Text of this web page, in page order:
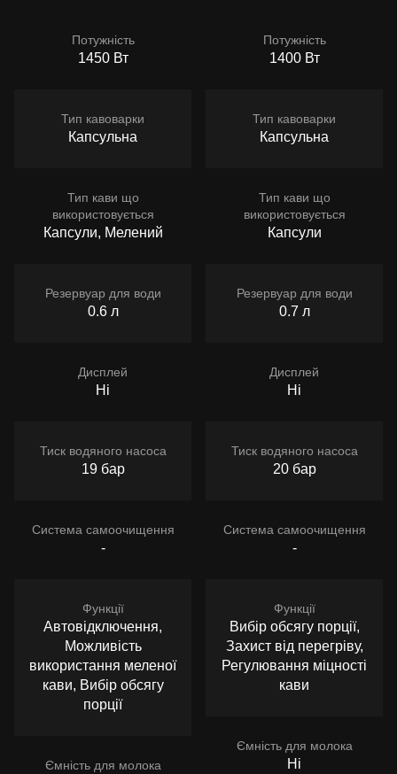
Потужність
1450 Вт
Тип кавоварки
Капсульна
Тип кави що
використовується
Капсули, Мелений
Резервуар для води
0.6 л
Дисплей
Ні
Тиск водяного насоса
19 бар
Система самоочищення
-
Функції
Автовідключення,
Можливість
використання меленої
кави, Вибір обсягу
порції
Ємність для молока
Потужність
1400 Вт
Тип кавоварки
Капсульна
Тип кави що
використовується
Капсули
Резервуар для води
0.7 л
Дисплей
Ні
Тиск водяного насоса
20 бар
Система самоочищення
-
Функції
Вибір обсягу порції,
Захист від перегріву,
Регулювання міцності
кави
Ємність для молока
Ні